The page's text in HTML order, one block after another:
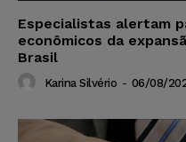
Especialistas alertam
econômicos da
Brasil
Karina Silvério - 06/08/